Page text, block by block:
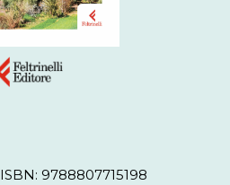
ISBN: 9788807715198